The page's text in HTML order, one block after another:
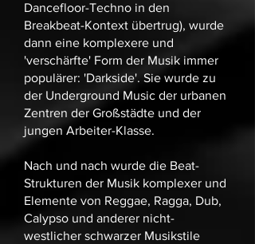
Dancefloor-Techno in den
Breakbeat-Kontext übertrug), wurde
dann eine komplexere und
'verschärfte' Form der Musik immer
populärer: 'Darkside'. Sie wurde zu
der Underground Music der urbanen
Zentren der Großstädte und der
jungen Arbeiter-Klasse.
Nach und nach wurde die Beat-
Strukturen der Musik komplexer und
Elemente von Reggae, Ragga, Dub,
Calypso und anderer nicht-
westlicher schwarzer Musikstile